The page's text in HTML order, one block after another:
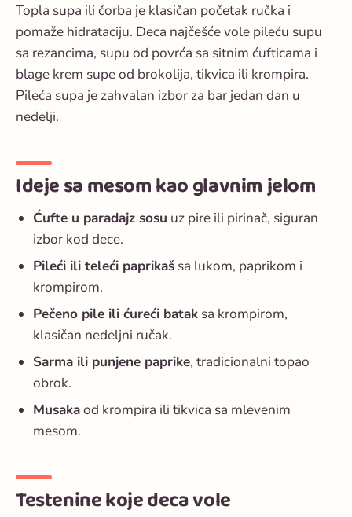
Topla supa ili čorba je klasičan početak ručka i
pomaže hidrataciju. Deca najčešće vole pileću supu
sa rezancima, supu od povrća sa sitnim ćufticama i
blage krem supe od brokolija, tikvica ili krompira.
Pileća supa je zahvalan izbor za bar jedan dan u
nedelji.
Ideje sa mesom kao glavnim jelom
Ćufte u paradajz sosu uz pire ili pirinač, siguran
izbor kod dece.
Pileći ili teleći paprikaš sa lukom, paprikom i
krompirom.
Pečeno pile ili ćureći batak sa krompirom,
klasičan nedeljni ručak.
Sarma ili punjene paprike, tradicionalni topao
obrok.
Musakaod krompira ili tikvica sa mlevenim
mesom.
Testenine koje deca vole